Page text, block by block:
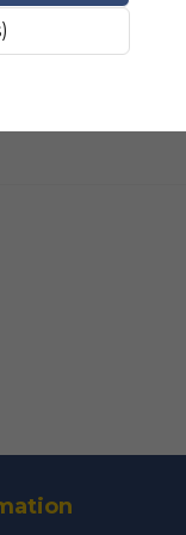
oss något om
Smala